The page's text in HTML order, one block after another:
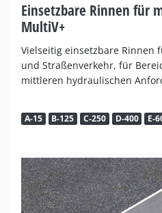
Einsetzbare Rinnen für
MultiV+
Vielseitig einsetzbare Rinnen
und Straßenverkehr, für
mittleren hydraulischen
A-15 B-125 C-250 D-400 E-